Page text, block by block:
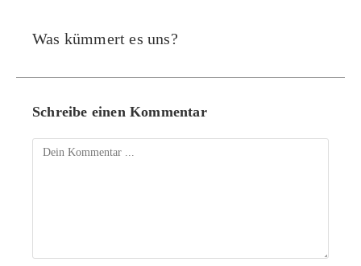
Was kümmert es uns?
Schreibe einen Kommentar
Kommentieren